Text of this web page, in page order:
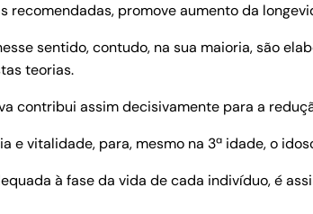
recomendadas, promove aumento da
sentido, contudo, na sua maioria, são
teorias.
contribui assim decisivamente para a
e vitalidade, para, mesmo na 3ª idade, o
à fase da vida de cada indivíduo, é